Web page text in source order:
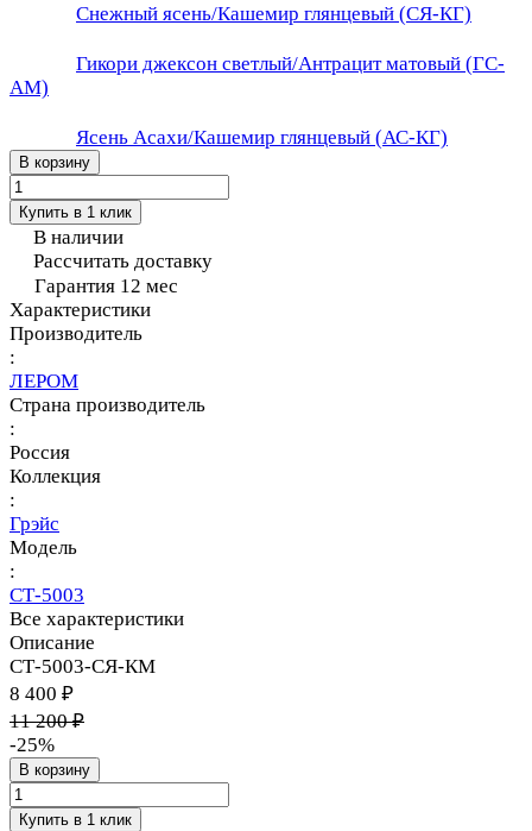
Снежный ясень/Кашемир глянцевый (СЯ-КГ)
Гикори джексон светлый/Антрацит матовый (ГС-
АМ)
Ясень Асахи/Кашемир глянцевый (АС-КГ)
В корзину
Купить в 1 клик
В наличии
Рассчитать доставку
Гарантия 12 мес
Характеристики
Производитель
:
ЛЕРОМ
Страна производитель
:
Россия
Коллекция
:
Грэйс
Модель
:
СТ-5003
Все характеристики
Описание
СТ-5003-СЯ-КМ
8 400 ₽
11 200 ₽
-25%
В корзину
Купить в 1 клик